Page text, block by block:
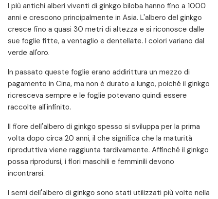
I più antichi alberi viventi di ginkgo biloba hanno fino a 1000
anni e crescono principalmente in Asia. L'albero del ginkgo
cresce fino a quasi 30 metri di altezza e si riconosce dalle
sue foglie fitte, a ventaglio e dentellate. I colori variano dal
verde all'oro.
In passato queste foglie erano addirittura un mezzo di
pagamento in Cina, ma non è durato a lungo, poiché il ginkgo
ricresceva sempre e le foglie potevano quindi essere
raccolte all'infinito.
Il fiore dell'albero di ginkgo spesso si sviluppa per la prima
volta dopo circa 20 anni, il che significa che la maturità
riproduttiva viene raggiunta tardivamente. Affinché il ginkgo
possa riprodursi, i fiori maschili e femminili devono
incontrarsi.
I semi dell'albero di ginkgo sono stati utilizzati più volte nella